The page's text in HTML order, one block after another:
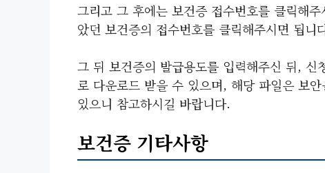
그리고 그 후에는 보건증 접수번호를 클릭해
았던 보건증의 접수번호를 클릭해주시면 됩니
그 뒤 보건증의 발급용도를 입력해주신 뒤,
로 다운로드 받을 수 있으며, 해당 파일은 보
있으니 참고하시길 바랍니다.
보건증 기타사항